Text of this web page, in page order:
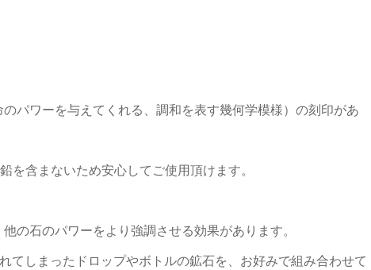
パワーを与えてくれる、調和を表す幾何学模様）の刻印があ
を含まないため安心してご使用頂けます。
の石のパワーをより強調させる効果があります。
てしまったドロップやボトルの鉱石を、お好みで組み合わせて